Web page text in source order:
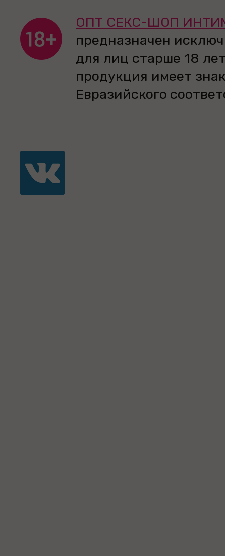
ОПТ СЕКС-ШОП
предназначен
для лиц старше 18
продукция имеет
Евразийского